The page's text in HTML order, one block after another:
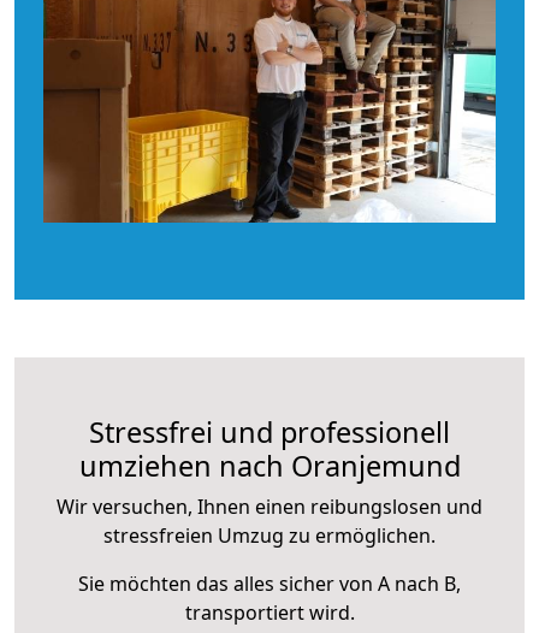
Stressfrei und professionell
umziehen nach Oranjemund
Wir versuchen, Ihnen einen reibungslosen und
stressfreien Umzug zu ermöglichen.
Sie möchten das alles sicher von A nach B,
transportiert wird.